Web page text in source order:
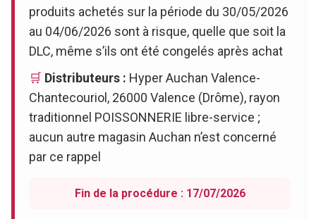
produits achetés sur la période du 30/05/2026
au 04/06/2026 sont à risque, quelle que soit la
DLC, même s’ils ont été congelés après achat
🛒 Distributeurs : Hyper Auchan Valence-
Chantecouriol, 26000 Valence (Drôme), rayon
traditionnel POISSONNERIE libre-service ;
aucun autre magasin Auchan n’est concerné
par ce rappel
Fin de la procédure : 17/07/2026